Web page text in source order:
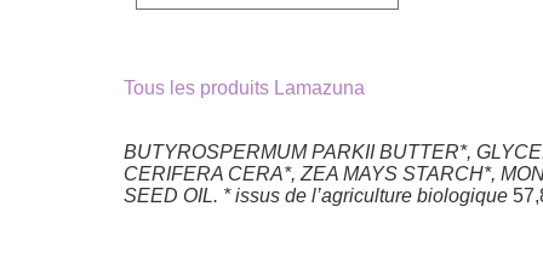
7,90€.7,11€.
Tous les produits Lamazuna
BUTYROSPERMUM PARKII BUTTER*,
CERIFERA CERA*, ZEA MAYS STARCH*,
SEED OIL. * issus de l’agriculture biologique